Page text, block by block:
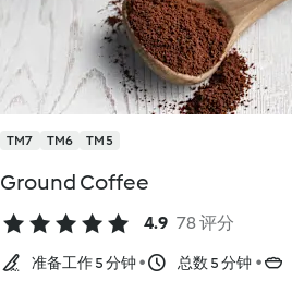
TM7 TM6 TM5
Ground Coffee
4.9 78 评分
准备工作 5 分钟 总数 5 分钟